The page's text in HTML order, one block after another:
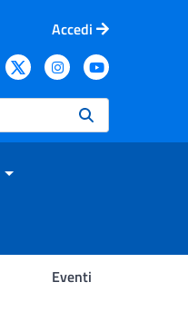
Accedi
Eventi